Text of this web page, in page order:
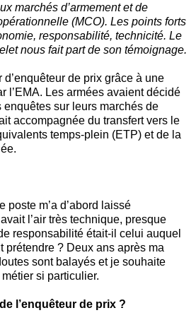
marchés d’armement et de
(MCO). Les points forts
responsabilité, technicité. Le
nous fait part de son témoignage.
d’enquêteur de prix grâce à une
l’EMA. Les armées avaient décidé
sur leurs marchés de
accompagnée du transfert vers le
temps-plein (ETP) et de la
poste m’a d’abord laissé
l’air très technique, presque
responsabilité était-il celui auquel
prétendre ? Deux ans après ma
sont balayés et je souhaite
si particulier.
l’enquêteur de prix ?